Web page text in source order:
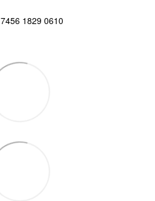
7456 1829 0610